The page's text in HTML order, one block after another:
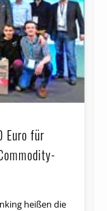
Euro für
heißen die